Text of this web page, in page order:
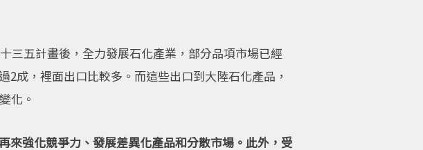
三五計畫後，全力發展石化產業，部分品項市場已經
成，裡面出口比較多。而這些出口到大陸石化產品，
化。
來強化競爭力、發展差異化產品和分散市場。此外，受